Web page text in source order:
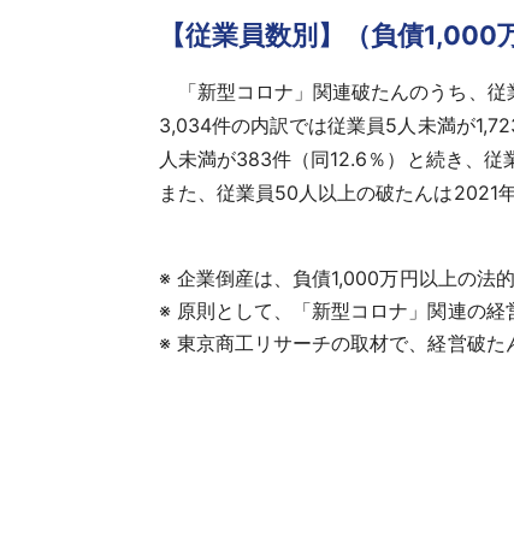
【従業員数別】（負債1,000
「新型コロナ」関連破たんのうち、従
3,034件の内訳では従業員5人未満が
人未満が383件（同12.6％）と続き、従
また、従業員50人以上の破たんは2021
※ 企業倒産は、負債1,000万円以上の法
※ 原則として、「新型コロナ」関連の経
※ 東京商工リサーチの取材で、経営破た